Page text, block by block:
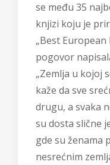
se među 35
knjizi koju je
„Best European
pogovor
„Zemlja u kojoj
kaže da sve
drugu, a svaka
su dosta slične
gde su ženama
nesrećnim